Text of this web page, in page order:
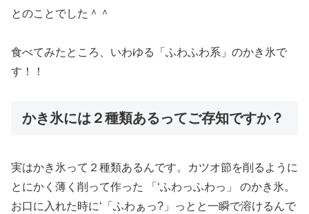
とのことでした＾＾
食べてみたところ、いわゆる「ふわふわ系」のかき氷で
す！！
かき氷には２種類あるってご存知ですか？
実はかき氷って２種類あるんです。カツオ節を削るように
とにかく薄く削って作った 「‘ふわっふわっ」 のかき氷。
お口に入れた時に‘「ふわぁっ?」っとと一瞬で溶けるんで